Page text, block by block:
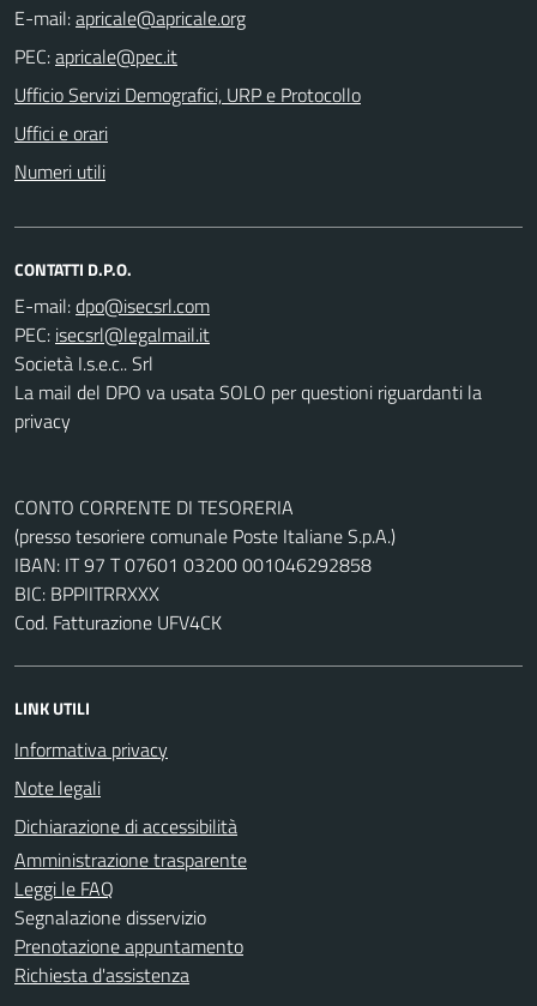
E-mail:
PEC:
Ufficio Servizi Demografici, URP e Protocollo
Uffici e orari
Numeri utili
CONTATTI D.P.O.
E-mail:
PEC:
Società I.s.e.c.. Srl
La mail del DPO va usata SOLO per questioni riguardanti la
privacy
CONTO CORRENTE DI TESORERIA
(presso tesoriere comunale Poste Italiane S.p.A.)
IBAN: IT 97 T 07601 03200 001046292858
BIC: BPPIITRRXXX
Cod. Fatturazione UFV4CK
LINK UTILI
Informativa privacy
Note legali
Dichiarazione di accessibilità
Amministrazione trasparente
Leggi le FAQ
Segnalazione disservizio
Prenotazione appuntamento
Richiesta d'assistenza